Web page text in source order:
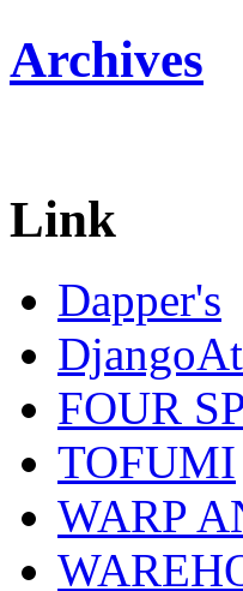
Archives
Link
Dapper's
FOUR
TOFUMI
WARP